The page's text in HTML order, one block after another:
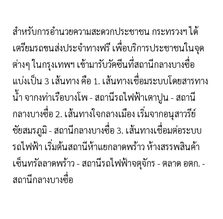
สำหรับการอำนวยความสะดวกประชาชน กระทรวงฯ ได้
เตรียมรถขนส่งประจำทางฟรี เพื่อบริการประชาชนในจุด
ต่างๆ ในกรุงเทพฯ เข้ามารับวัคซีนที่สถานีกลางบางซื่อ
แบ่งเป็น 3 เส้นทาง คือ 1. เส้นทางเชื่อมระบบโดยสารทาง
น้ำ จากงท่าเรือบางโพ - สถานีรถไฟฟ้าเตาปูน - สถานี
กลางบางซื่อ 2. เส้นทางใจกลางเมือง เริ่มจากอนุสาวรีย์
ชัยสมรภูมิ - สถานีกลางบางซื่อ 3. เส้นทางเชื่อมต่อระบบ
รถไฟฟ้า เริ่มต้นสถานีห้าแยกลาดพร้าว ห้างสรรพสินค้า
เซ็นทรัลลาดพร้าว - สถานีรถไฟฟ้าจตุจักร - ตลาด อตก. -
สถานีกลางบางซื่อ